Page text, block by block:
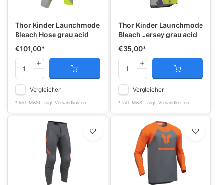
Thor Kinder Launchmode
Bleach Hose grau acid
€101,00*
Vergleichen
* Inkl. MwSt. zzgl. Versandkosten
Thor Kinder Launchmode
Bleach Jersey grau acid
€35,00*
Vergleichen
* Inkl. MwSt. zzgl. Versandkosten